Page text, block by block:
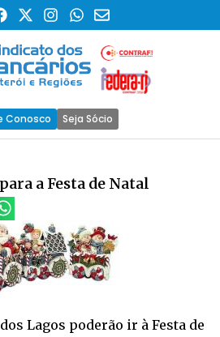
Conosco Seja Sócio
a Festa de Natal
Lagos poderão ir à Festa de